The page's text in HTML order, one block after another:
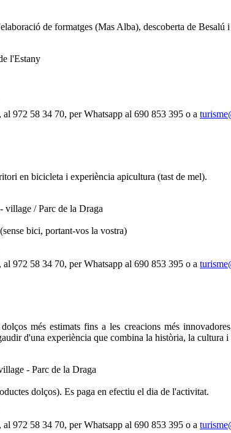
de formatges (Mas Alba), descoberta de Besalú
l'Estany
972 58 34 70, per Whatsapp al 690 853 395 o a
en bicicleta i experiència apicultura (tast de mel).
village / Parc de la Draga
bici, portant-vos la vostra)
972 58 34 70, per Whatsapp al 690 853 395 o a
més estimats fins a les creacions més
d'una experiència que combina la història, la
- Parc de la Draga
dolços). Es paga en efectiu el dia de l'activitat.
972 58 34 70, per Whatsapp al 690 853 395 o a